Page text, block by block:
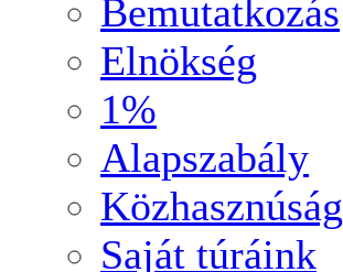
Bemutatkozás
Elnökség
1%
Alapszabály
Közhasznúság
Saját túráink